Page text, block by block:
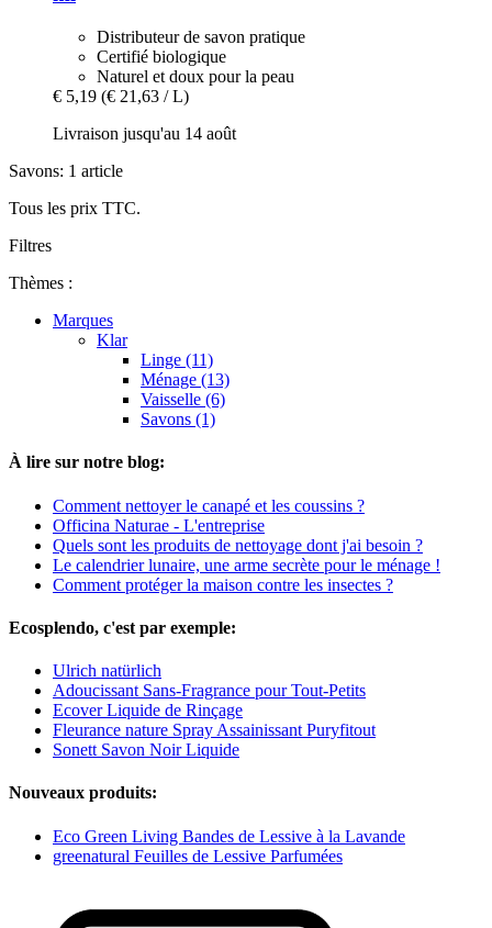
Distributeur de savon pratique
Certifié biologique
Naturel et doux pour la peau
€ 5,19 (€ 21,63 / L)
Livraison jusqu'au 14 août
Savons: 1 article
Tous les prix TTC.
Filtres
Thèmes :
Marques
Klar
Linge (11)
Ménage (13)
Vaisselle (6)
Savons (1)
À lire sur notre blog:
Comment nettoyer le canapé et les coussins ?
Officina Naturae - L'entreprise
Quels sont les produits de nettoyage dont j'ai besoin ?
Le calendrier lunaire, une arme secrète pour le ménage !
Comment protéger la maison contre les insectes ?
Ecosplendo, c'est par exemple:
Ulrich natürlich
Adoucissant Sans-Fragrance pour Tout-Petits
Ecover Liquide de Rinçage
Fleurance nature Spray Assainissant Puryfitout
Sonett Savon Noir Liquide
Nouveaux produits:
Eco Green Living Bandes de Lessive à la Lavande
greenatural Feuilles de Lessive Parfumées